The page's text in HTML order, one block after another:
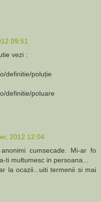
09:51
vezi :
definitie/poluție
definitie/poluare
2012 12:04
cumsecade. Mi-ar fo
ti multumesc in persoana...
la ocazii...uiti termenii si mai